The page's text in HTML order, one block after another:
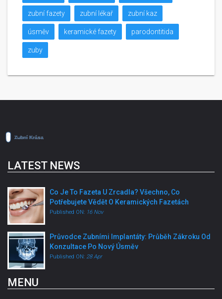
zubní fazety zubní lékař zubní kaz
úsměv keramické fazety parodontitida
zuby
LATEST NEWS
Co Je To Fazeta U Zrcadla? Všechno, Co
Potřebujete Vědět O Keramických Fazetách
Published ON: 16 Nov
Průvodce Zubními Implantáty: Průběh Zákroku Od
Konzultace Po Nový Úsměv
Published ON: 28 Apr
MENU